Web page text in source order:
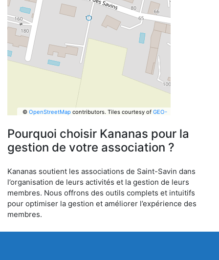
© OpenStreetMapcontributors. Tiles courtesy of GEO-
Pourquoi choisir Kananas pour la
gestion de votre association ?
Kananas soutient les associations de Saint-Savin dans
l’organisation de leurs activités et la gestion de leurs
membres. Nous offrons des outils complets et intuitifs
pour optimiser la gestion et améliorer l’expérience des
membres.